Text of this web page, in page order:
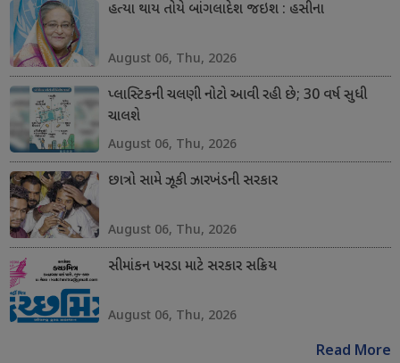
હત્યા થાય તોયે બાંગલાદેશ જઇશ : હસીના
August 06, Thu, 2026
પ્લાસ્ટિકની ચલણી નોટો આવી રહી છે; 30 વર્ષ સુધી
ચાલશે
August 06, Thu, 2026
છાત્રો સામે ઝૂકી ઝારખંડની સરકાર
August 06, Thu, 2026
સીમાંકન ખરડા માટે સરકાર સક્રિય
August 06, Thu, 2026
Read More